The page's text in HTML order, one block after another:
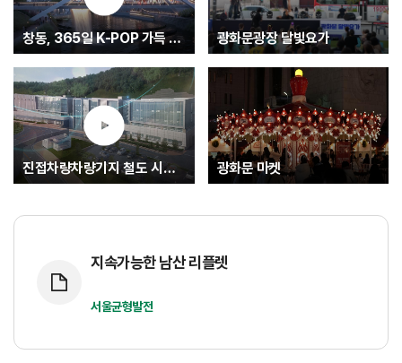
창동, 365일 K-POP 가득 글로벌 문화중심지로.... K-엔터타운
진접차량차량기지 철도 시험운행(최종)
광화문광장 달빛요가
광화문 마켓
지속가능한 남산 리플렛
서울균형발전